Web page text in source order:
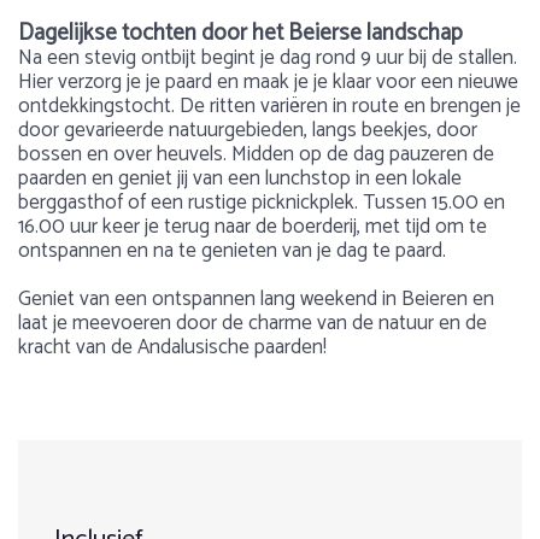
Dagelijkse tochten door het Beierse landschap
Na een stevig ontbijt begint je dag rond 9 uur bij de stallen.
Hier verzorg je je paard en maak je je klaar voor een nieuwe
ontdekkingstocht. De ritten variëren in route en brengen je
door gevarieerde natuurgebieden, langs beekjes, door
bossen en over heuvels. Midden op de dag pauzeren de
paarden en geniet jij van een lunchstop in een lokale
berggasthof of een rustige picknickplek. Tussen 15.00 en
16.00 uur keer je terug naar de boerderij, met tijd om te
ontspannen en na te genieten van je dag te paard.
Geniet van een ontspannen lang weekend in Beieren en
laat je meevoeren door de charme van de natuur en de
kracht van de Andalusische paarden!
amfibiesoorten. We bieden paardrijvakanties aan in het Eifel